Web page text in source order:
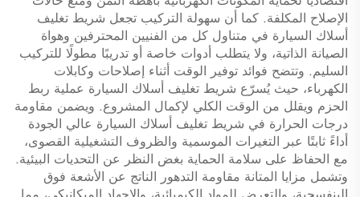
الإصلاح المكلفة. كما أن سهولة التركيب تجعل شريط تغليف
أسلاك السيارة في متناول كل من الفنيين المحترفين وهواة
الصيانة الذاتية، ولا يتطلب أدوات خاصة أو تدريبًا مطولًا للتركيب
السليم. وتتضح فوائد توفير الوقت أثناء إصلاحات وكابلات
الكهرباء، حيث يُسرّع شريط تغليف أسلاك السيارة عملية ربط
الحزم ويقلل من الوقت الكلي لإكمال المشروع. ويضمن مقاومة
درجات الحرارة في شريط تغليف أسلاك السيارة عالي الجودة
أداءً ثابتًا عبر التغيرات الموسمية والظروف التشغيلية القصوى،
مع الحفاظ على سلامة الحماية بغض النظر عن التحديات البيئية.
وتشمل مزايا المتانة مقاومة التدهور الناتج عن الأشعة فوق